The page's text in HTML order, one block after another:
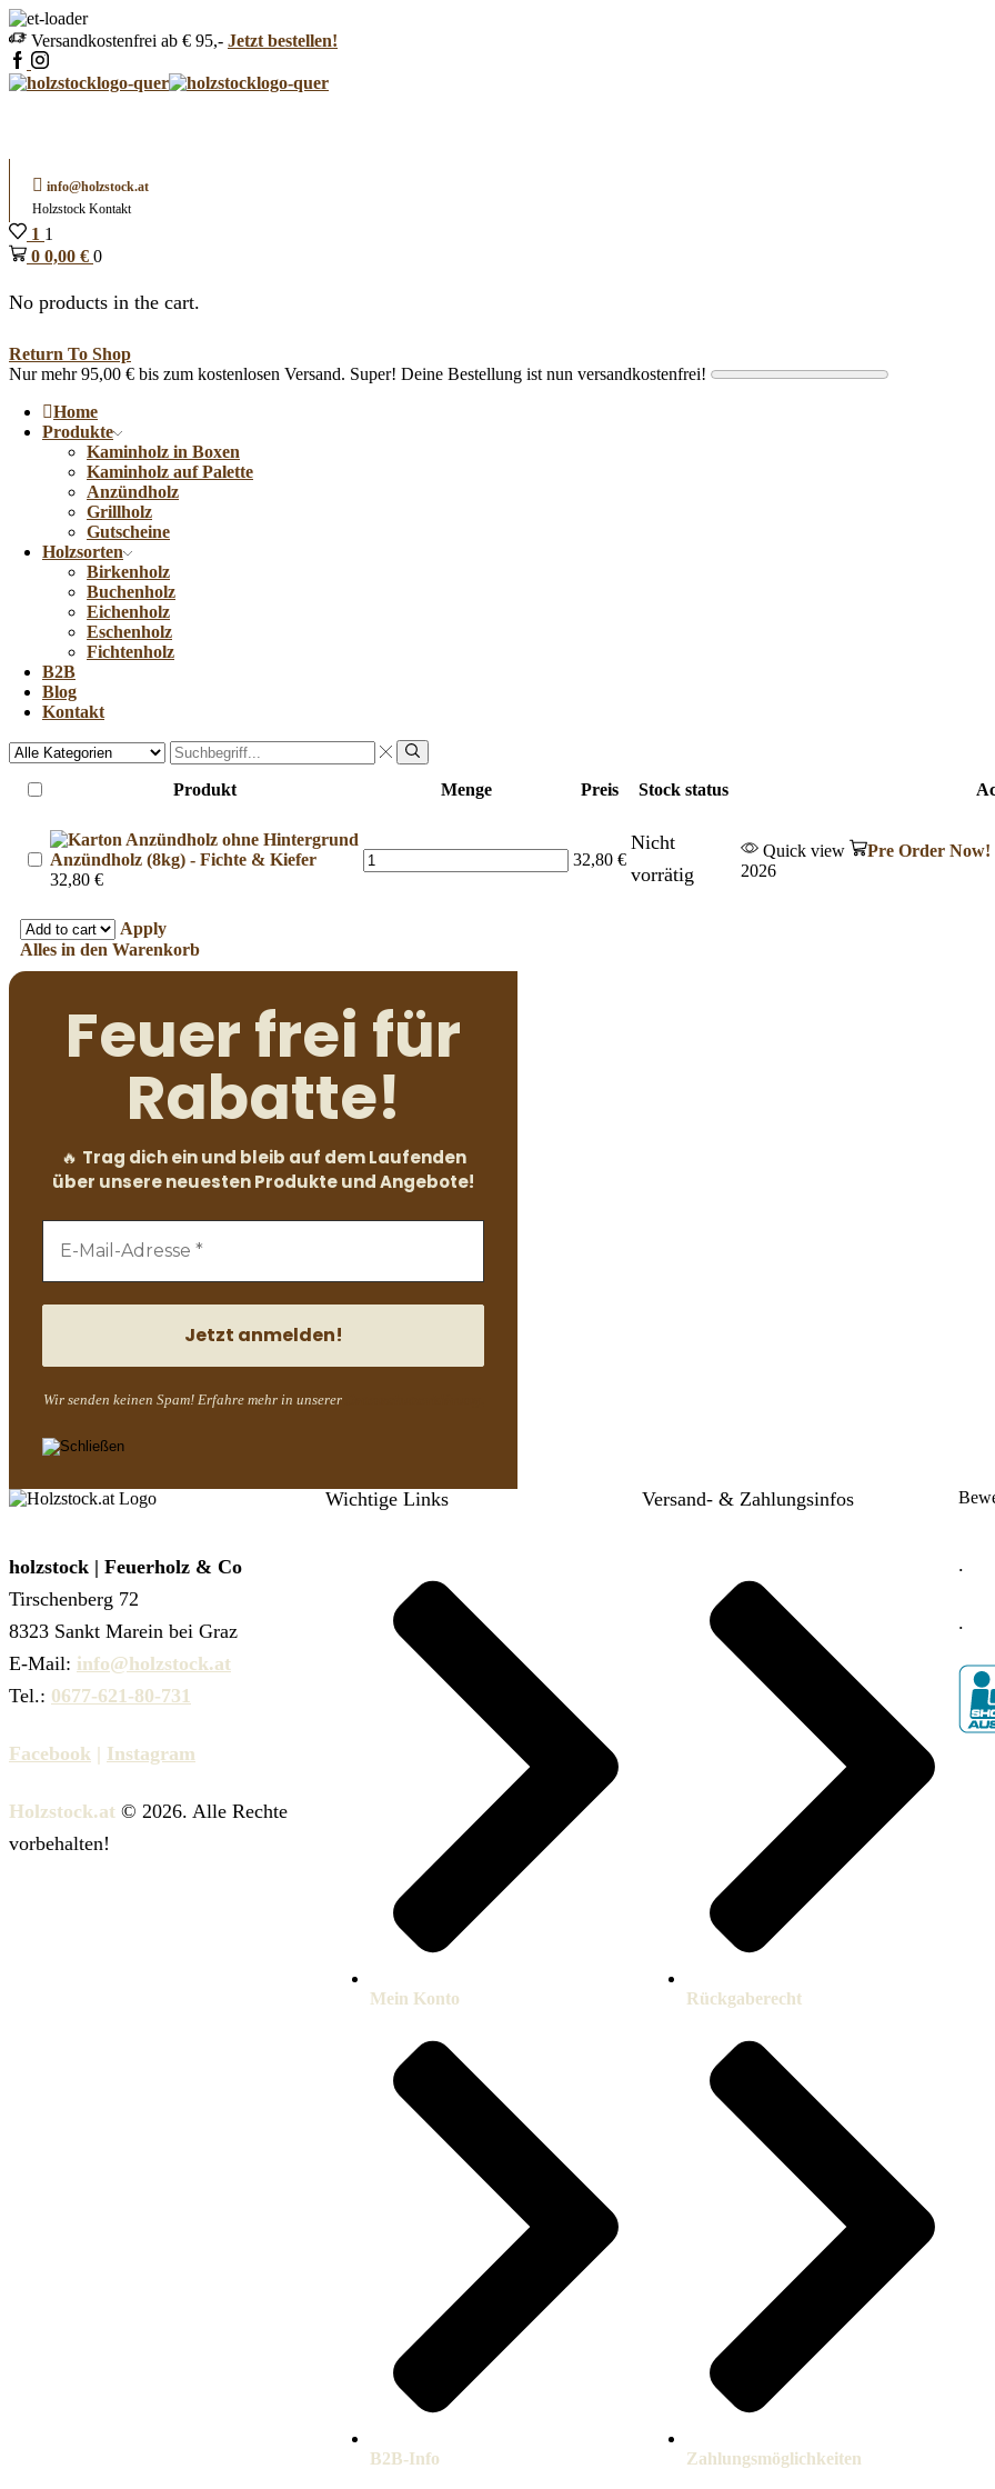
Versandkostenfrei ab € 95,- Jetzt bestellen!
info@holzstock.at
Holzstock Kontakt
1 1
0 0,00 € 0
No products in the cart.
Return To Shop
Nur mehr95,00 € bis zum kostenlosen Versand. Super! Deine Bestellung ist nun versandkostenfrei!
Home
Produkte
Kaminholz in Boxen
Kaminholz auf Palette
Anzündholz
Grillholz
Gutscheine
Holzsorten
Birkenholz
Buchenholz
Eichenholz
Eschenholz
Fichtenholz
B2B
Blog
Kontakt
Produkt Menge Preis Stock status
Anzündholz (8kg) - Fichte & Kiefer
32,80 €
32,80 €
Nicht
vorrätig
Quick view Pre Order Now!
2026
Apply
Alles in den Warenkorb
Feuer frei für
Rabatte!
🔥 Trag dich ein und bleib auf dem Laufenden
über unsere neuesten Produkte und Angebote!
Wir senden keinen Spam! Erfahre mehr in unserer
holzstock | Feuerholz & Co
Tirschenberg 72
8323 Sankt Marein bei Graz
E-Mail: info@holzstock.at
Tel.: 0677-621-80-731
Facebook | Instagram
Holzstock.at © 2026. Alle Rechte
vorbehalten!
Wichtige Links
Mein Konto
B2B-Info
Versand- & Zahlungsinfos
Rückgaberecht
Zahlungsmöglichkeiten
.
.